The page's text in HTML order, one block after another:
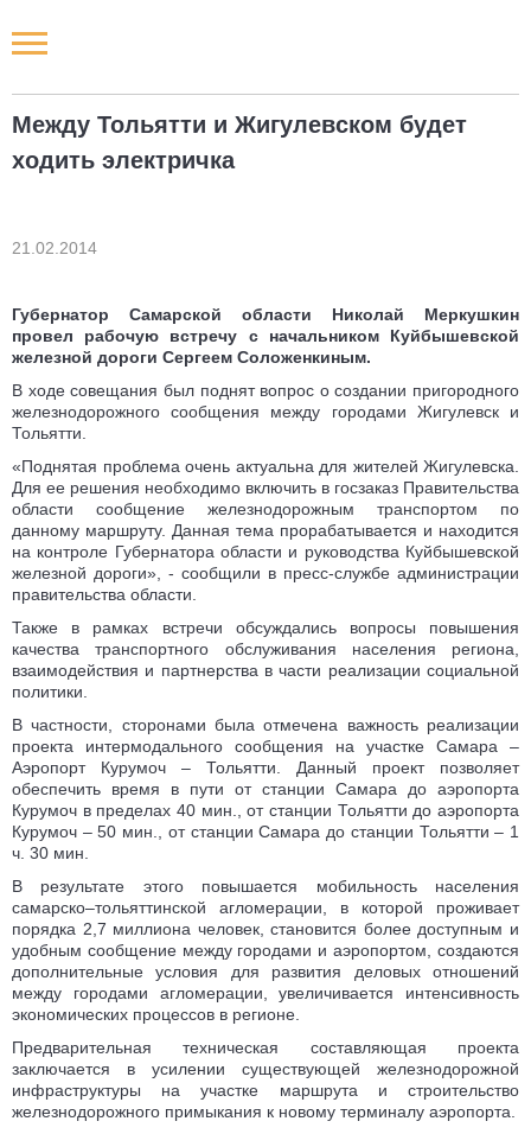
Между Тольятти и Жигулевском будет
ходить электричка
21.02.2014
Губернатор Самарской области Николай Меркушкин
провел рабочую встречу с начальником Куйбышевской
железной дороги Сергеем Соложенкиным.
В ходе совещания был поднят вопрос о создании пригородного
железнодорожного сообщения между городами Жигулевск и
Тольятти.
«Поднятая проблема очень актуальна для жителей Жигулевска.
Для ее решения необходимо включить в госзаказ Правительства
области сообщение железнодорожным транспортом по
данному маршруту. Данная тема прорабатывается и находится
на контроле Губернатора области и руководства Куйбышевской
железной дороги», - сообщили в пресс-службе администрации
правительства области.
Также в рамках встречи обсуждались вопросы повышения
качества транспортного обслуживания населения региона,
взаимодействия и партнерства в части реализации социальной
политики.
В частности, сторонами была отмечена важность реализации
проекта интермодального сообщения на участке Самара –
Аэропорт Курумоч – Тольятти. Данный проект позволяет
обеспечить время в пути от станции Самара до аэропорта
Курумоч в пределах 40 мин., от станции Тольятти до аэропорта
Курумоч – 50 мин., от станции Самара до станции Тольятти – 1
ч. 30 мин.
В результате этого повышается мобильность населения
самарско–тольяттинской агломерации, в которой проживает
порядка 2,7 миллиона человек, становится более доступным и
удобным сообщение между городами и аэропортом, создаются
дополнительные условия для развития деловых отношений
между городами агломерации, увеличивается интенсивность
экономических процессов в регионе.
Предварительная техническая составляющая проекта
заключается в усилении существующей железнодорожной
инфраструктуры на участке маршрута и строительство
железнодорожного примыкания к новому терминалу аэропорта.
Новости РФ
Статьи